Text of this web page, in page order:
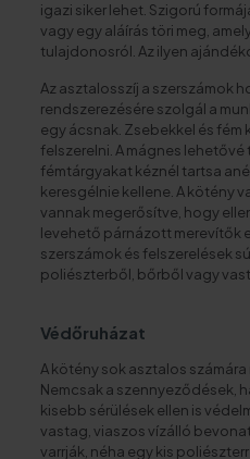
igazi siker lehet. Szigorú
vagy egy aláírás töri meg,
tulajdonosról. Az ilyen
Az asztalosszíj a szerszámok
rendszerezésére szolgál a
egy ácsnak. Zsebekkel és
felszerelni. A mágnes lehetővé
fémtárgyakat kéznél tartsa
keresgélnie kellene. A kötény
vannak megerősítve, hogy
levehető párnázott merevítők
szerszámok és felszerelések
poliészterből, bőrből vagy
Védőruházat
A kötény sok asztalos
Nemcsak a szennyeződések,
kisebb sérülések ellen is
vastag, viaszos vízálló
varrják, néha egy kis